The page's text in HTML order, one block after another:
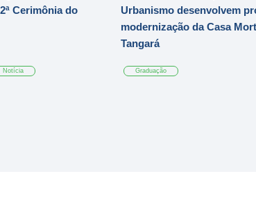
Cerimônia do
Notícia
Urbanismo desenvolvem
modernização da Casa
Tangará
Graduação